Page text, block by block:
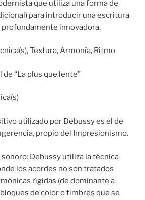
que utiliza una forma de
para introducir una escritura
innovadora.
Textura, Armonía, Ritmo
“La plus que lente”
utilizado por Debussy es el de
propio del Impresionismo.
Debussy utiliza la técnica
los acordes no son tratados
rígidas (de dominante a
de color o timbres que se